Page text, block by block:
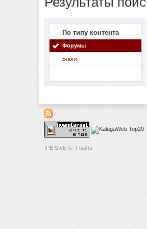
IPB Style © Fisana
По типу контента
Форумы
Блоги